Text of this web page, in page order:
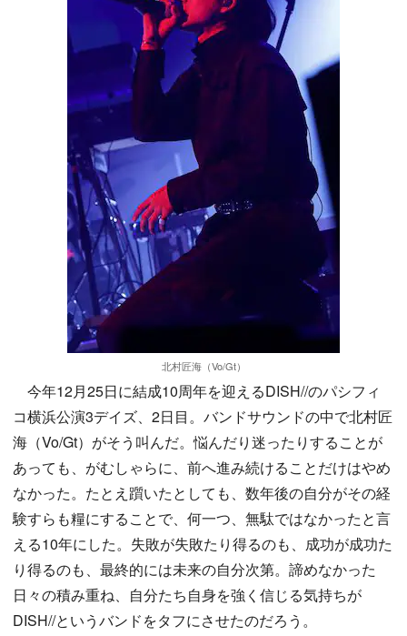
北村匠海（Vo/Gt）
今年12月25日に結成10周年を迎えるDISH//のパシフィ
コ横浜公演3デイズ、2日目。バンドサウンドの中で北村匠
海（Vo/Gt）がそう叫んだ。悩んだり迷ったりすることが
あっても、がむしゃらに、前へ進み続けることだけはやめ
なかった。たとえ躓いたとしても、数年後の自分がその経
験すらも糧にすることで、何一つ、無駄ではなかったと言
える10年にした。失敗が失敗たり得るのも、成功が成功た
り得るのも、最終的には未来の自分次第。諦めなかった
日々の積み重ね、自分たち自身を強く信じる気持ちが
DISH//というバンドをタフにさせたのだろう。